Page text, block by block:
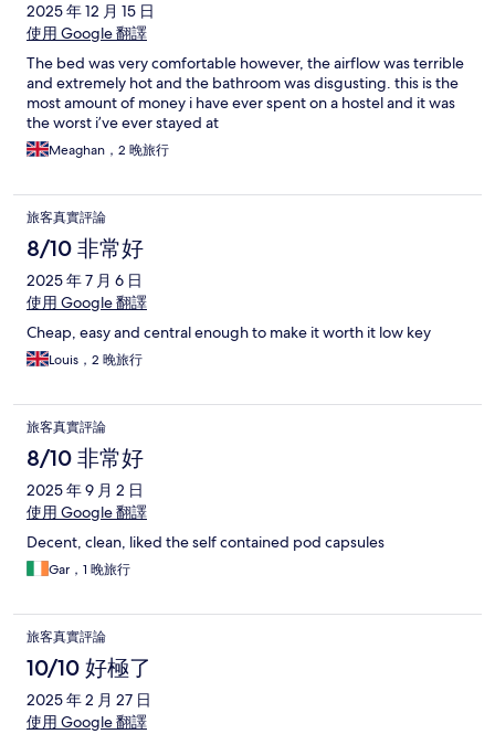
2025 年 12 月 15 日
使用 Google 翻譯
The bed was very comfortable however, the airflow was terrible
and extremely hot and the bathroom was disgusting. this is the
most amount of money i have ever spent on a hostel and it was
the worst i’ve ever stayed at
Meaghan，2 晚旅行
旅客真實評論
8/10 非常好
2025 年 7 月 6 日
使用 Google 翻譯
Cheap, easy and central enough to make it worth it low key
Louis，2 晚旅行
旅客真實評論
8/10 非常好
2025 年 9 月 2 日
使用 Google 翻譯
Decent, clean, liked the self contained pod capsules
Gar，1 晚旅行
旅客真實評論
10/10 好極了
2025 年 2 月 27 日
使用 Google 翻譯